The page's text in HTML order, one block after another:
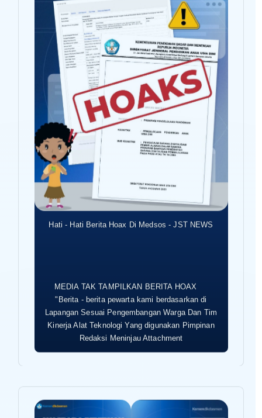
Hati - Hati Berita Hoax Di Medsos - JST NEWS
MEDIA TAK TAMPILKAN BERITA HOAX
"Berita - berita pewarta kami berdasarkan di
Lapangan Sesuai Pengembangan Warga Dan Tim
Kinerja Alat Teknologi Yang digunakan Pimpinan
Redaksi Meninjau Attachment